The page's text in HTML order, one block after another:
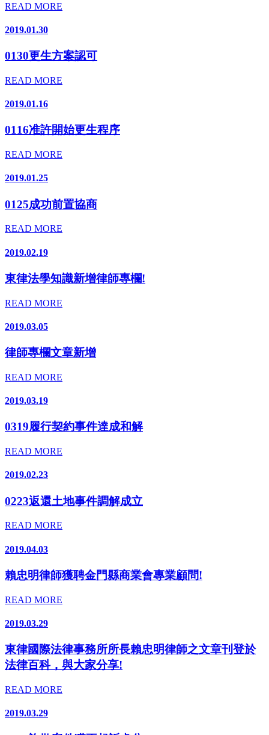
READ MORE
2019.01.30
0130更生方案認可
READ MORE
2019.01.16
0116准許開始更生程序
READ MORE
2019.01.25
0125成功前置協商
READ MORE
2019.02.19
東律法學知識新增律師專欄!
READ MORE
2019.03.05
律師專欄文章新增
READ MORE
2019.03.19
0319履行契約事件達成和解
READ MORE
2019.02.23
0223返還土地事件調解成立
READ MORE
2019.04.03
賴忠明律師獲聘金門縣商業會專業顧問!
READ MORE
2019.03.29
東律國際法律事務所所長賴忠明律師之文章刊登於
法律百科，與大家分享!
READ MORE
2019.03.29